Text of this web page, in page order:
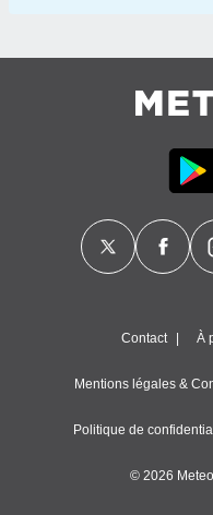
Contact À
Mentions légales &
Politique de
© 2026